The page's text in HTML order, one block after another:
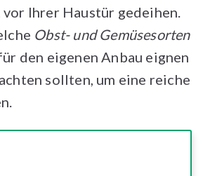
Ihrer Haustür gedeihen.
Obst- und Gemüsesorten
den eigenen Anbau eignen
sollten, um eine reiche